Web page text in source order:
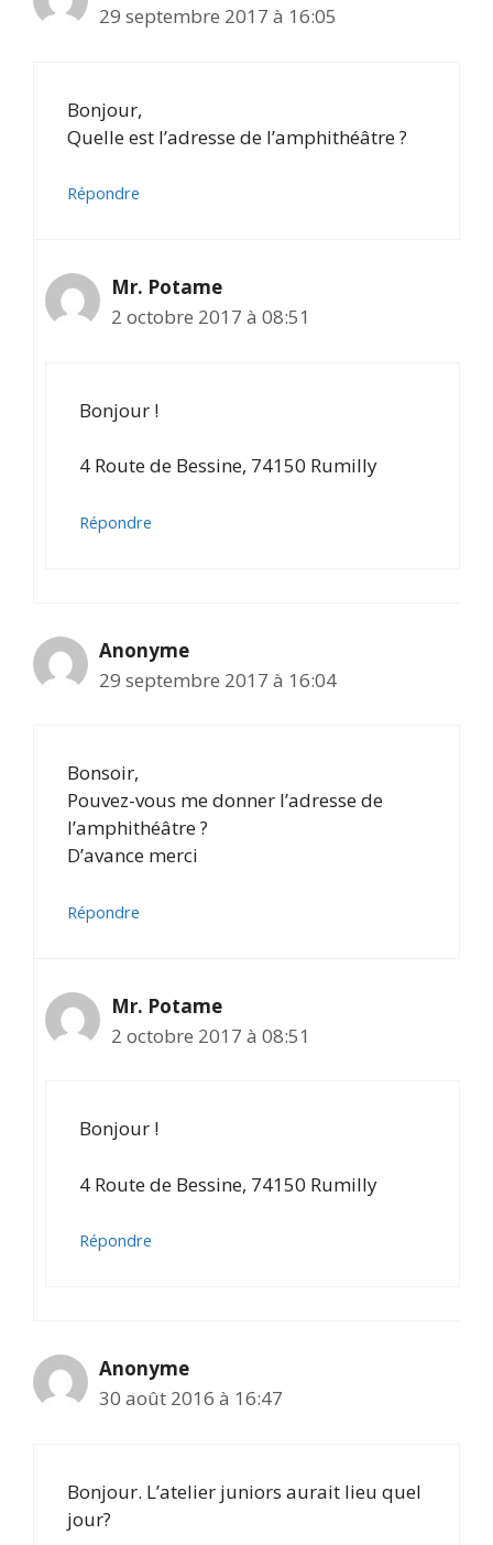
29 septembre 2017 à 16:05
Bonjour,
Quelle est l’adresse de l’amphithéâtre ?
Répondre
Mr. Potame
2 octobre 2017 à 08:51
Bonjour !
4 Route de Bessine, 74150 Rumilly
Répondre
Anonyme
29 septembre 2017 à 16:04
Bonsoir,
Pouvez-vous me donner l’adresse de
l’amphithéâtre ?
D’avance merci
Répondre
Mr. Potame
2 octobre 2017 à 08:51
Bonjour !
4 Route de Bessine, 74150 Rumilly
Répondre
Anonyme
30 août 2016 à 16:47
Bonjour. L’atelier juniors aurait lieu quel
jour?